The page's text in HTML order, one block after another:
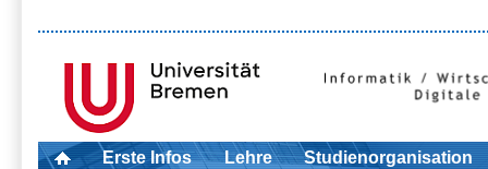
Erste Infos Lehre
Studienorganisation